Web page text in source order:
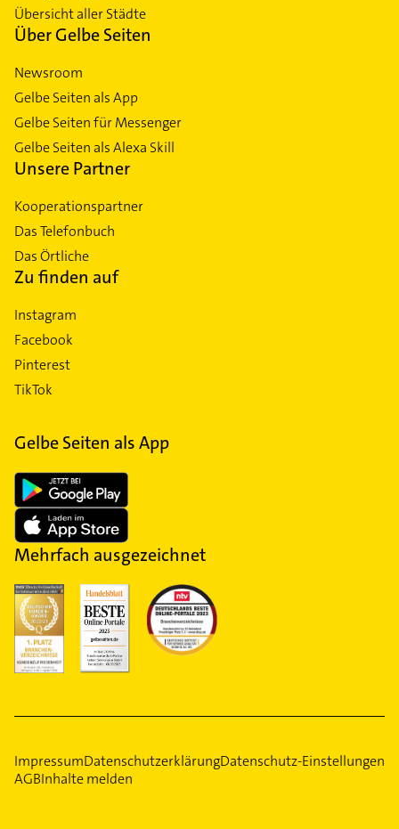
Übersicht aller Städte
Über Gelbe Seiten
Newsroom
Gelbe Seiten als App
Gelbe Seiten für Messenger
Gelbe Seiten als Alexa Skill
Unsere Partner
Kooperationspartner
Das Telefonbuch
Das Örtliche
Zu finden auf
Instagram
Facebook
Pinterest
TikTok
Gelbe Seiten als App
Mehrfach ausgezeichnet
ImpressumDatenschutzerklärungDatenschutz-Einstellungen
AGBInhalte melden